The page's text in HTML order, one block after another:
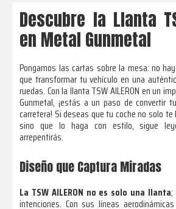
Descubre la Llanta
en Metal Gunmetal
Pongamos las cartas sobre la mesa: no
que transformar tu vehículo en una
ruedas. Con la llanta TSW AILERON en un
Gunmetal, ¡estás a un paso de convertir
carretera! Si deseas que tu coche no solo
sino que lo haga con estilo, sigue
arrepentirás.
Diseño que Captura Miradas
La TSW AILERON no es solo una llanta;
intenciones. Con sus líneas